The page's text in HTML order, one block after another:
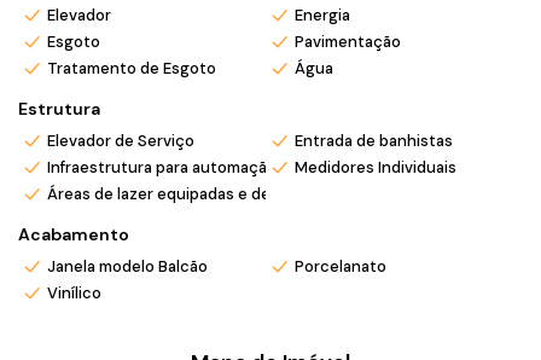
Elevador
Energia
Esgoto
Pavimentação
Tratamento de Esgoto
Água
Estrutura
Elevador de Serviço
Entrada de banhistas
Infraestrutura para automação
Medidores Individuais
Áreas de lazer equipadas e decoradas
Acabamento
Janela modelo Balcão
Porcelanato
Vinílico